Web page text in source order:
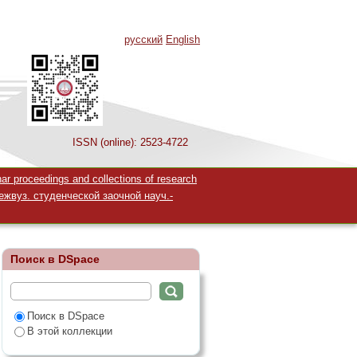
ISSN (online): 2523-4722
учащихся.
русский English
proceedings and collections of research
студенческой заочной науч.-
Поиск в DSpace
Поиск в DSpace
В этой коллекции